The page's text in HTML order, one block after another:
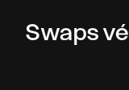
Swaps